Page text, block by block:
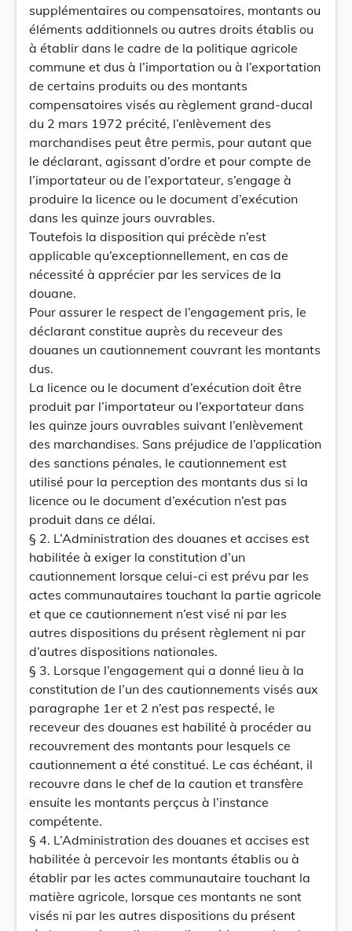
supplémentaires ou compensatoires, montants ou
éléments additionnels ou autres droits établis ou
à établir dans le cadre de la politique agricole
commune et dus à l’importation ou à l’exportation
de certains produits ou des montants
compensatoires visés au règlement grand-ducal
du 2 mars 1972 précité, l’enlèvement des
marchandises peut être permis, pour autant que
le déclarant, agissant d’ordre et pour compte de
l’importateur ou de l’exportateur, s’engage à
produire la licence ou le document d’exécution
dans les quinze jours ouvrables.
Toutefois la disposition qui précède n’est
applicable qu’exceptionnellement, en cas de
nécessité à apprécier par les services de la
douane.
Pour assurer le respect de l’engagement pris, le
déclarant constitue auprès du receveur des
douanes un cautionnement couvrant les montants
dus.
La licence ou le document d’exécution doit être
produit par l’importateur ou l’exportateur dans
les quinze jours ouvrables suivant l’enlèvement
des marchandises. Sans préjudice de l’application
des sanctions pénales, le cautionnement est
utilisé pour la perception des montants dus si la
licence ou le document d’exécution n’est pas
produit dans ce délai.
§ 2. L’Administration des douanes et accises est
habilitée à exiger la constitution d’un
cautionnement lorsque celui-ci est prévu par les
actes communautaires touchant la partie agricole
et que ce cautionnement n’est visé ni par les
autres dispositions du présent règlement ni par
d’autres dispositions nationales.
§ 3. Lorsque l’engagement qui a donné lieu à la
constitution de l’un des cautionnements visés aux
paragraphe 1er et 2 n’est pas respecté, le
receveur des douanes est habilité à procéder au
recouvrement des montants pour lesquels ce
cautionnement a été constitué. Le cas échéant, il
recouvre dans le chef de la caution et transfère
ensuite les montants perçcus à l’instance
compétente.
§ 4. L’Administration des douanes et accises est
habilitée à percevoir les montants établis ou à
établir par les actes communautaire touchant la
matière agricole, lorsque ces montants ne sont
visés ni par les autres dispositions du présent